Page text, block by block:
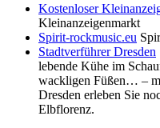
Kostenloser
Kleinanzeigenmarkt
Spirit-rockmusic.eu
Stadtverführer Dresden
lebende Kühe im
wackligen Füßen… –
Dresden erleben Sie
Elbflorenz.